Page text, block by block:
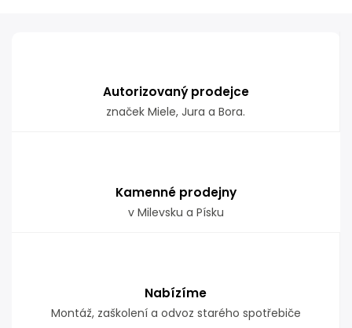
Autorizovaný prodejce
značek Miele, Jura a Bora.
Kamenné prodejny
v Milevsku a Písku
Nabízíme
Montáž, zaškolení a odvoz starého spotřebiče